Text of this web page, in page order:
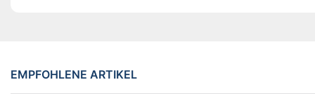
EMPFOHLENE ARTIKEL